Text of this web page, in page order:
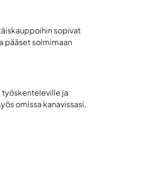
sopivat
pääset solmimaan
ja
omissa kanavissasi,